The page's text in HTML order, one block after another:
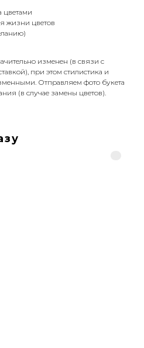
цветами
жизни цветов
изменен (в связи с
при этом стилистика и
Отправляем фото букета
(в случае замены цветов).